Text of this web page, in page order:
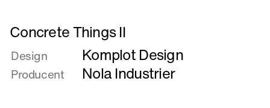
Læs
mere
om
Concrete
Things
Concrete Things II
Design Komplot Design
Producent Nola Industrier